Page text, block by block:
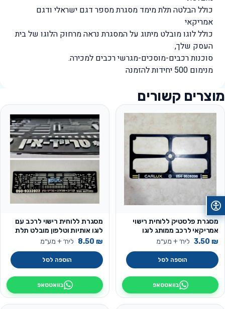
כולל הבלטה תלת מימד מסגרת מספר דגם ישראלי ודגם
אמריקאי
כולל לוגו מובלט מיתוג על המסגרת נראה מרחוק הלוגו של בית
העסק שלך,
סוכנות רכבים-מוסכים-מגרשי רכבים למכירה.
מנימום 500 יחידות להזמנה
מוצרים קשורים
מסגרת פלסטיק ללוחית רישוי
אמריקאי לרכב ממותג לוגו
3.50 ₪ ליח׳ + מע״מ
הוספה לסל
בוואטסאפ
מסגרת ללוחית רישוי לרכב עם
לוגו אותיות וטלפון מובלט תלת
מימד8.50 ₪ ליח׳ + מע״מ
הוספה לסל
בוואטסאפ